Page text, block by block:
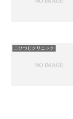
こひつじクリニック